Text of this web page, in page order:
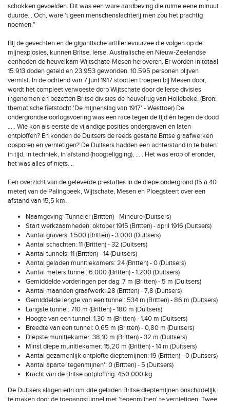
schokken gevoelden. Dit was een ware aardbeving die ruime eene minuut
duurde... Och, ware 't geen menschenslachterij men zou het prachtig
noemen."
Bij de gevechten en de gigantische artillerievuurzee die volgen op de
mijnexplosies, kunnen Britse, Ierse, Australische en Nieuw-Zeelandse
eenheden de heuvelkam Wijtschate-Mesen heroveren. Er worden in totaal
15.913 doden geteld en 23.953 gewonden. 10.595 personen blijven
vermist. In de ochtend van 7 juni 1917 stootten troepen bij Mesen door,
wordt het compleet verwoeste dorp Wijtschate door de Ierse divisies
ingenomen en bezetten Britse divisies de heuvelrug van Hollebeke. (Bron:
thematische fietstocht 'De mijnenslag van 1917' - Westtoer) De
ondergrondse oorlogsvoering was een race tegen de tijd én tegen de dood
... . Wie kon als eerste de vijandige posities ondergraven en laten
ontploffen? En konden de Duitsers de reeds gestarte Britse graafwerken
opsporen en vernietigen? De Duitsers hadden een achterstand in te halen:
in tijd, in techniek, in afstand (hoogteligging), ... . Het was erop of eronder,
het was alles of niets....
Een overzicht van de geleverde prestaties in de diepe ondergrond (15 à 40
meter) van de Palingbeek, Wijtschate, Mesen en Ploegsteert over een
afstand van 15,5 km.
Naamgeving: Tunneler (Britten) - Mineure (Duitsers)
Start werkzaamheden: oktober 1915 (Britten) - april 1916 (Duitsers)
Aantal gravers: 1.500 (Britten) - 3.000 (Duitsers)
Aantal schachten: 11 (Britten) - 32 (Duitsers)
Aantal tunnels: 11 (Britten) - 14 (Duitsers)
Aantal geladen munitiekamers: 24 (Britten) - 0 (Duitsers)
Aantal meters tunnel: 6.000 (Britten) - 1.200 (Duitsers)
Gemiddelde vorderingen per dag: 7 m (Britten) - 5 m (Duitsers)
Aantal maanden graafwerk: 28 (Britten) - 7,8 (Duitsers)
Gemiddelde lengte van een tunnel: 534 m (Britten) - 86 m (Duitsers)
Langste tunnel: 710 m (Britten) - 180 m (Duitsers)
Hoogte van een tunnel: 1,30 m (Britten) - 1,40 m (Duitsers)
Breedte van een tunnel: 0,65 m (Britten) - 0,80 m (Duitsers)
Diepste munitiekamer: 38,10 m (Britten) - 32 m (Duitsers)
Minst diepe munitiekamer: 15,20 m (Britten) - 14 m (Duitsers)
Aantal gezamenlijk ontplofte dieptemijnen: 19 (Britten) - 0 (Duitsers)
Aantal aparte 'tegenmijnen': 0 (Britten) - 5 (Duitsers)
Kracht van de Britse ontploffing: 450.000 kg
De Duitsers slagen erin om drie geladen Britse dieptemijnen onschadelijk